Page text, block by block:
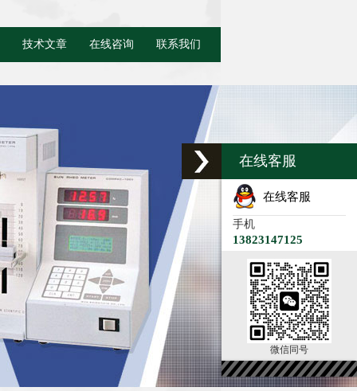
技术文章 在线咨询 联系我们
在线客服
在线客服
手机
13823147125
微信同号